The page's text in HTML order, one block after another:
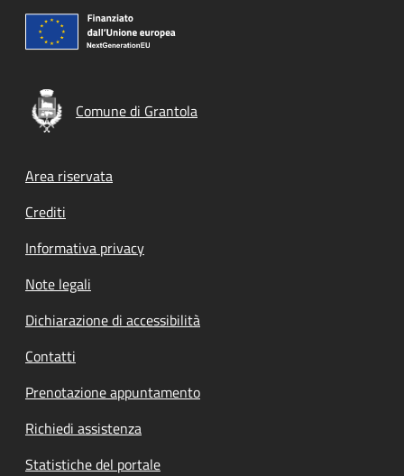
Comune di Grantola
Footer menu
Area riservata
Crediti
Informativa privacy
Note legali
Dichiarazione di accessibilità
Contatti
Prenotazione appuntamento
Richiedi assistenza
Statistiche del portale